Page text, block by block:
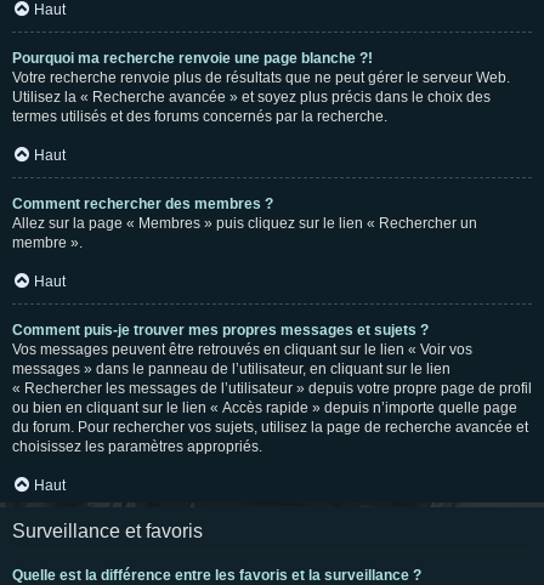
Haut
Pourquoi ma recherche renvoie une page blanche ?!
Votre recherche renvoie plus de résultats que ne peut gérer le serveur Web.
Utilisez la « Recherche avancée » et soyez plus précis dans le choix des
termes utilisés et des forums concernés par la recherche.
Haut
Comment rechercher des membres ?
Allez sur la page « Membres » puis cliquez sur le lien « Rechercher un
membre ».
Haut
Comment puis-je trouver mes propres messages et sujets ?
Vos messages peuvent être retrouvés en cliquant sur le lien « Voir vos
messages » dans le panneau de l’utilisateur, en cliquant sur le lien
« Rechercher les messages de l’utilisateur » depuis votre propre page de profil
ou bien en cliquant sur le lien « Accès rapide » depuis n’importe quelle page
du forum. Pour rechercher vos sujets, utilisez la page de recherche avancée et
choisissez les paramètres appropriés.
Haut
Surveillance et favoris
Quelle est la différence entre les favoris et la surveillance ?